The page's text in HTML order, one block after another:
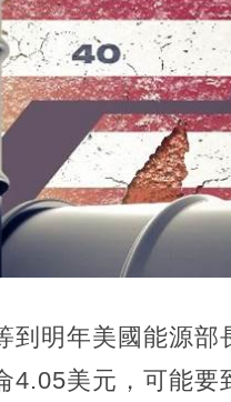
到明年美國能源
4.05美元，可能